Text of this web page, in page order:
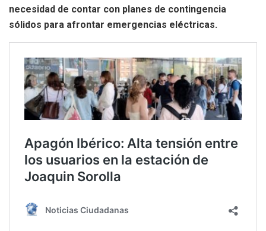
necesidad de contar con planes de contingencia
sólidos para afrontar emergencias eléctricas.